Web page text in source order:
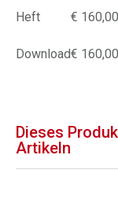
Heft € 160,00
Download€ 160,00
Dieses
Artikeln